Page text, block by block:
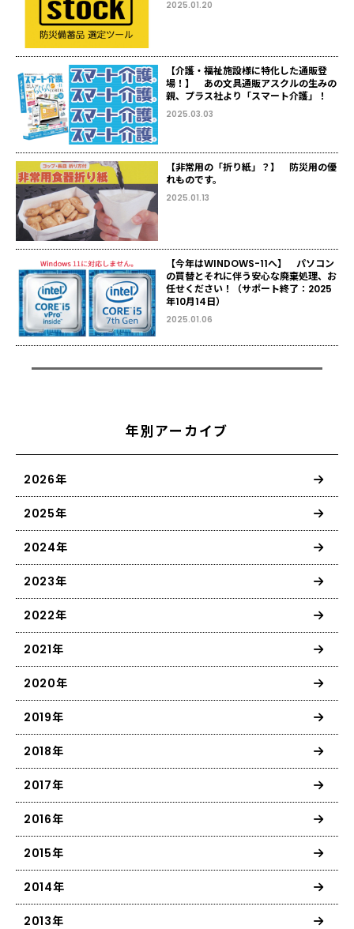
2025.01.20
【介護・福祉施設様に特化した通販登
場！】 あの文具通販アスクルの生みの
親、プラス社より「スマート介護」！
2025.03.03
【非常用の「折り紙」？】 防災用の優
れものです。
2025.01.13
【今年はWINDOWS-11へ】 パソコン
の買替とそれに伴う安心な廃棄処理、お
任せください！（サポート終了：2025
年10月14日）
2025.01.06
年別アーカイブ
2026年
2025年
2024年
2023年
2022年
2021年
2020年
2019年
2018年
2017年
2016年
2015年
2014年
2013年